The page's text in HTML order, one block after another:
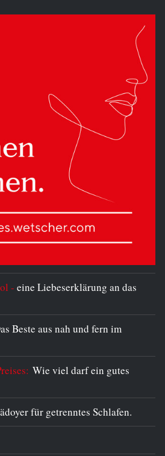
-eine Liebeserklärung an das
Beste aus nah und fern im
Wie viel darf ein gutes
für getrenntes Schlafen.